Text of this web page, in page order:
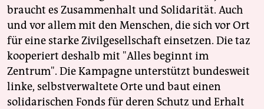
braucht es Zusammenhalt und Solidarität. Auch
und vor allem mit den Menschen, die sich vor Ort
für eine starke Zivilgesellschaft einsetzen. Die taz
kooperiert deshalb mit "Alles beginnt im
Zentrum". Die Kampagne unterstützt bundesweit
linke, selbstverwaltete Orte und baut einen
solidarischen Fonds für deren Schutz und Erhalt